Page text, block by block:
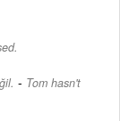
- Tom hasn't